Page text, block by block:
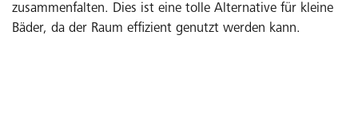
zusammenfalten. Dies ist eine tolle Alternative für kleine
Bäder, da der Raum effizient genutzt werden kann.